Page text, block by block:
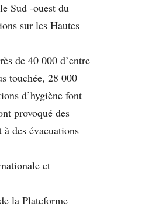
Sud -ouest du
sur les Hautes
de 40 000 d’entre
touchée, 28 000
d’hygiène font
provoqué des
des évacuations
et
la Plateforme